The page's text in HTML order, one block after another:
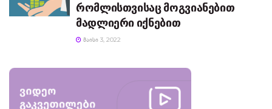
რომლისთვისაც მოგვიანებით
მადლიერი იქნებით
ᲛᲐᲘᲡᲘ 3, 2022